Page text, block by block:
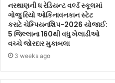
નરથાણની ધ રેડિયન્ટ વર્લ્ડ સ્કૂલમાં
ગોજુ રિયો ઓકિનાવનકાન સ્ટેટ
કરાટે ચેમ્પિયનશિપ-2026 યોજાઈ:
5 જિલ્લાના 160થી વધુ ખેલાડીઓ
વચ્ચે જોરદાર મુકાબલા
3 weeks ago